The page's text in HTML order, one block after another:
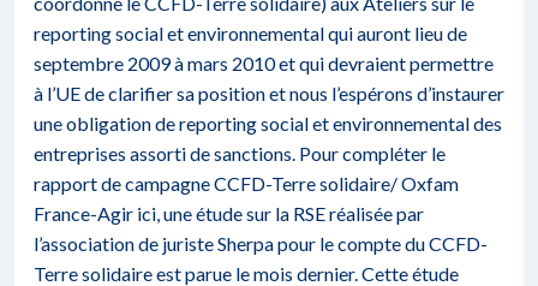
reporting social et environnemental qui auront lieu de
septembre 2009 à mars 2010 et qui devraient permettre
à l’UE de clarifier sa position et nous l’espérons d’instaurer
une obligation de reporting social et environnemental des
entreprises assorti de sanctions. Pour compléter le
rapport de campagne CCFD-Terre solidaire/ Oxfam
France-Agir ici, une étude sur la RSE réalisée par
l’association de juriste Sherpa pour le compte du CCFD-
Terre solidaire est parue le mois dernier. Cette étude